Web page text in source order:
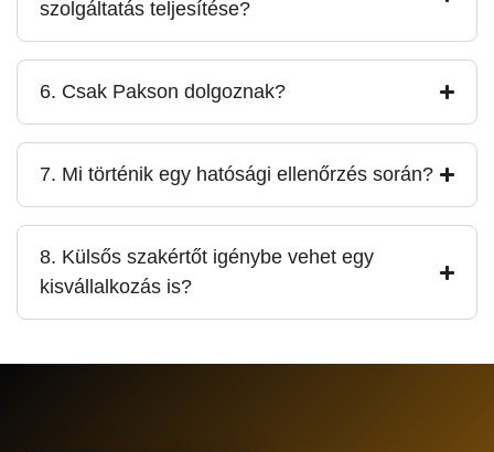
szolgáltatás teljesítése?
6. Csak Pakson dolgoznak?
7. Mi történik egy hatósági ellenőrzés során?
8. Külsős szakértőt igénybe vehet egy
kisvállalkozás is?